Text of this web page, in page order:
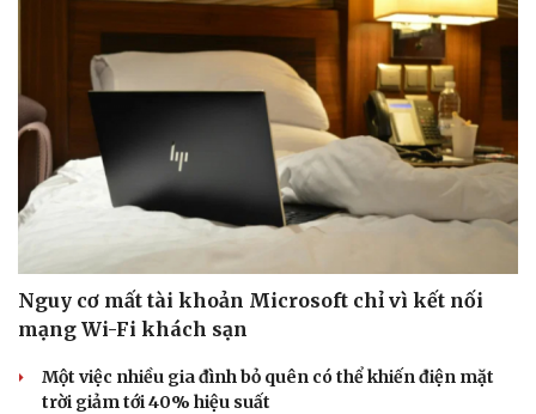
Thời trang
Sao Việt
Nguy cơ mất tài khoản Microsoft chỉ vì kết nối
mạng Wi-Fi khách sạn
Một việc nhiều gia đình bỏ quên có thể khiến điện mặt
trời giảm tới 40% hiệu suất